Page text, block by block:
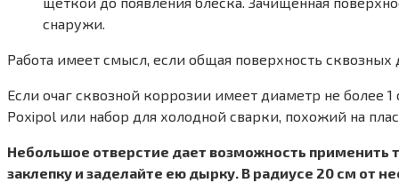
снаружи.
Работа имеет смысл, если общая поверхность
Если очаг сквозной коррозии имеет диаметр не более
Poxipol или набор для холодной сварки, похожий на
Небольшое отверстие дает возможность
заклепку и заделайте ею дырку. В радиусе 20 см от